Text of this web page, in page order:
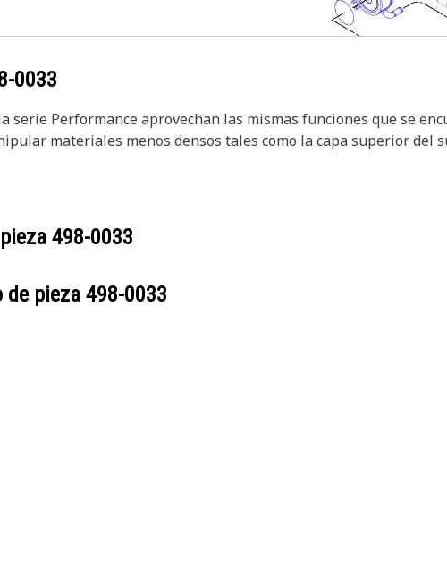
0033
Performance aprovechan las mismas funciones que se
materiales menos densos tales como la capa superior
498-0033
de pieza 498-0033